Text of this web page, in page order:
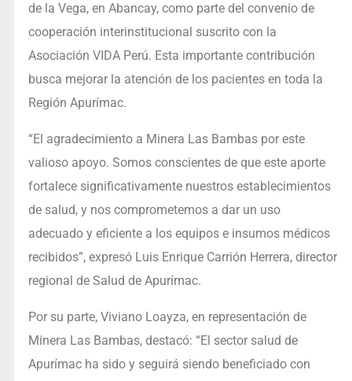
de la Vega, en Abancay, como parte del convenio de
cooperación interinstitucional suscrito con la
Asociación VIDA Perú. Esta importante contribución
busca mejorar la atención de los pacientes en toda la
Región Apurímac.
“El agradecimiento a Minera Las Bambas por este
valioso apoyo. Somos conscientes de que este aporte
fortalece significativamente nuestros establecimientos
de salud, y nos comprometemos a dar un uso
adecuado y eficiente a los equipos e insumos médicos
recibidos”, expresó Luis Enrique Carrión Herrera, director
regional de Salud de Apurímac.
Por su parte, Viviano Loayza, en representación de
Minera Las Bambas, destacó: “El sector salud de
Apurímac ha sido y seguirá siendo beneficiado con